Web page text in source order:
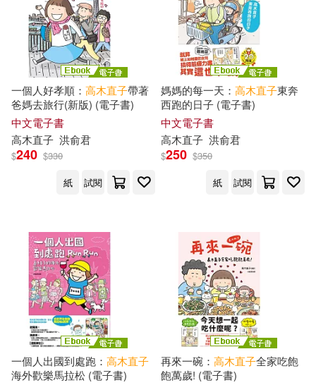
一個人好孝順： 高木直子帶著
爸媽去旅行(新版) (電子書)
中文電子書
高木直子 洪俞君
$240 $330
紙
試閱
媽媽的每一天： 高木直子東奔
西跑的日子 (電子書)
中文電子書
高木直子 洪俞君
$250 $350
紙
試閱
一個人出國到處跑： 高木直子
海外歡樂馬拉松 (電子書)
再來一碗： 高木直子全家吃飽
飽萬歲! (電子書)